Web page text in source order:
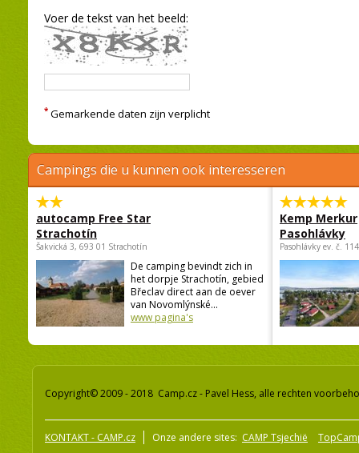
Voer de tekst van het beeld:
* Gemarkende daten zijn verplicht
Campings die u kunnen ook interesseren
autocamp Free Star
Strachotín
Šakvická 3, 693 01 Strachotín
De camping bevindt zich in
het dorpje Strachotín, gebied
Břeclav direct aan de oever
van Novomlýnské...
www pagina's
Kemp Merkur
Pasohlávky
Pasohlávky ev. č.
Copyright© 2009 - 2018 Camp.cz - Pavel Hess, alle rechten
KONTAKT - CAMP.cz Onze andere sites: CAMP Tsjechië